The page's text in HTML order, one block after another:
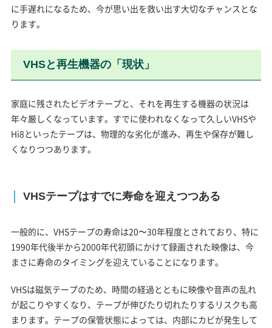
に手遅れになるため、今が思い出を救い出す大切なチャンスとな
ります。
VHSと再生機器の「現状」
家庭に残されたビデオテープと、それを再生する機器の状況は
年々厳しくなっています。すでに使われなくなって久しいVHSや
Hi8といったテープは、物理的な劣化が進み、再生や保存が難し
くなりつつあります。
VHSテープはすでに寿命を迎えつつある
一般的に、VHSテープの寿命は20〜30年程度とされており、特に
1990年代後半から2000年代初頭にかけて録画された映像は、今
まさに寿命のタイミングを迎えていることになります。
VHSは磁気テープのため、時間の経過とともに映像や音声の乱れ
が起こりやすくなり、テープが伸びたり切れたりするリスクも高
まります。テープの保管状態によっては、内部にカビが発生して